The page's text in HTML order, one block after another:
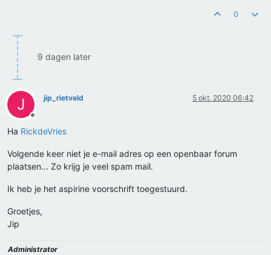
0
9 dagen later
J
Offline
jip_rietveld 5 okt. 2020 06:42
Ha RickdeVries
Volgende keer niet je e-mail adres op een openbaar forum
plaatsen... Zo krijg je veel spam mail.
Ik heb je het aspirine voorschrift toegestuurd.
Groetjes,
Jip
Administrator